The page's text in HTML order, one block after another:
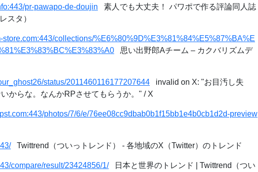
pr-pawapo-de-doujin 素人でも大丈夫！ パワポで作る評論同人誌
スタ）
store.com:443/collections/%E6%80%9D%E3%81%84%E5%87%BA%E
思い出野郎Aチーム – カクバリズムデ
status/2011460116177207644 invalid on X: "お目汚し失
からな。なんかRPさせてもらうか。" / X
photos/7/6/e/76ee08cc9dbab0b1f15bb1e4b0cb1d2d-preview
Twittrend（ついっトレンド） - 各地域のX（Twitter）のトレンド
compare/result/23424856/1/日本と世界のトレンド | Twittrend（つい